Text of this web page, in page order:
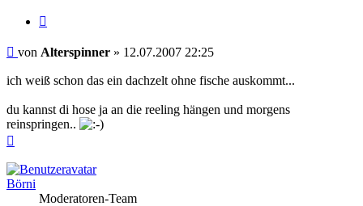
Beitrag
von Alterspinner » 12.07.2007 22:25
ich weiß schon das ein dachzelt ohne fische auskommt...
du kannst di hose ja an die reeling hängen und morgens
reinspringen..
Börni
Moderatoren-Team